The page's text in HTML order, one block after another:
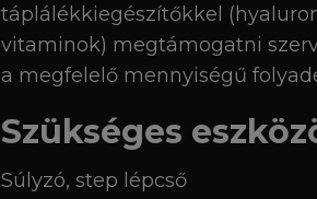
táplálékkiegészítőkkel
vitaminok) megtámogatni
a megfelelő mennyiségű
Szükséges
Súlyzó, step lépcső